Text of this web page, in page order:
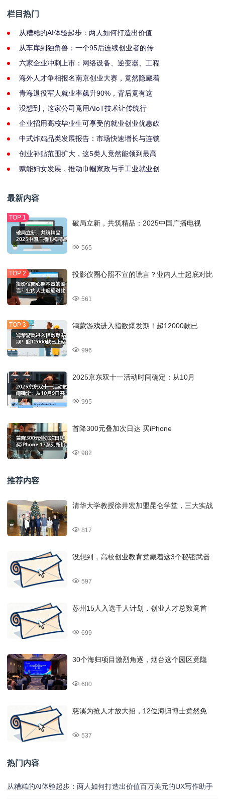
栏目热门
从糟糕的AI体验起步：两人如何打造出价值
从车库到独角兽：一个95后连续创业者的传
六家企业冲刺上市：网络设备、逆变器、工程
海外人才争相报名南京创业大赛，竟然隐藏着
青海退役军人就业率飙升90%，背后竟有这
没想到，这家公司竟用AIoT技术让传统行
企业招用高校毕业生可享受的就业创业优惠政
中式炸鸡品类发展报告：市场快速增长与连锁
创业补贴范围扩大，这5类人竟然能领到最高
赋能妇女发展，推动巾帼家政与手工业就业创
最新内容
破局立新，共筑精品：2025中国广播电视
565
投影仪圈心照不宣的谎言？业内人士起底对比
561
鸿蒙游戏进入指数爆发期！超12000款已
996
2025京东双十一活动时间确定：从10月
995
首降300元叠加次日达 买iPhone
982
推荐内容
清华大学教授徐井宏加盟昆仑学堂，三大实战
817
没想到，高校创业教育竟藏着这3个秘密武器
597
苏州15人入选千人计划，创业人才总数竟首
699
30个海归项目激烈角逐，烟台这个园区竟隐
600
慈溪为抢人才放大招，12位海归博士竟然免
537
热门内容
从糟糕的AI体验起步：两人如何打造出价值百万美元的UX写作助手